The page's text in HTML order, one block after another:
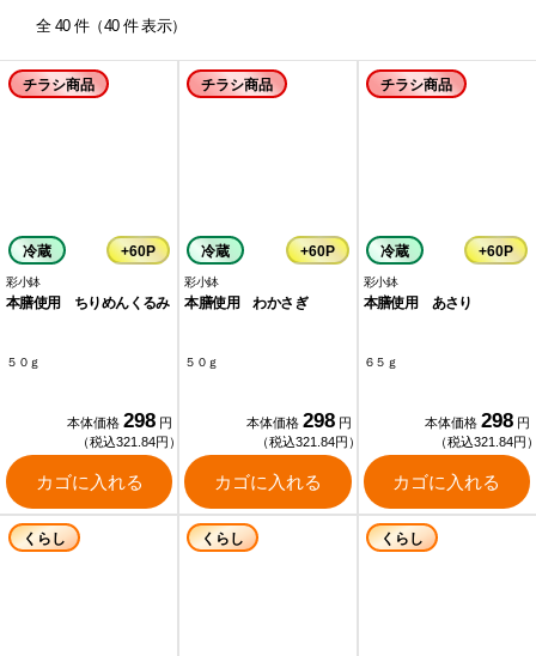
全 40 件（40 件 表示）
チラシ商品
冷蔵 +60P
彩小鉢
本膳使用 ちりめんくるみ
５０ｇ
本体価格 298 円
（税込321.84円）
カゴに入れる
チラシ商品
冷蔵 +60P
彩小鉢
本膳使用 わかさぎ
５０ｇ
本体価格 298 円
（税込321.84円）
カゴに入れる
チラシ商品
冷蔵 +60P
彩小鉢
本膳使用 あさり
６５ｇ
本体価格 298 円
（税込321.84円
カゴに入れる
くらし くらし くらし